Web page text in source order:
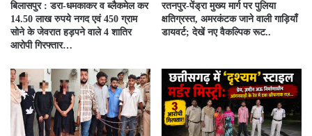
बिलासपुर : डरा-धमकाकर व ब्लैकमेल कर
14.50 लाख रुपये नगद एवं 450 ग्राम
सोने के जेवरात हड़पने वाले 4 शातिर
आरोपी गिरफ्तार…
रतनपुर-पेंड्रा मुख्य मार्ग पर पुलिया
क्षतिग्रस्त, अमरकंटक जाने वाली गाड़ियाँ
डायवर्ट; देखें नए वैकल्पिक रूट..